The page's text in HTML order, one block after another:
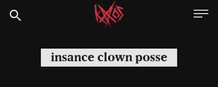
Siirry
suoraan
Kaaoszine
insance clown posse